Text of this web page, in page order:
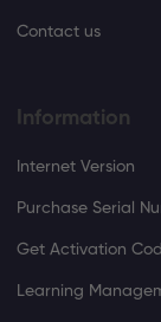
Contact us
Information
Internet Version
Purchase Serial
Get Activation
Learning